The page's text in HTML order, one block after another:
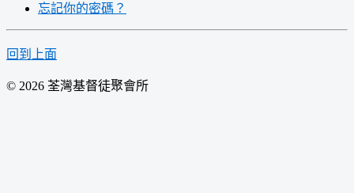
忘記你的密碼？
回到上面
© 2026 荃灣基督徒聚會所